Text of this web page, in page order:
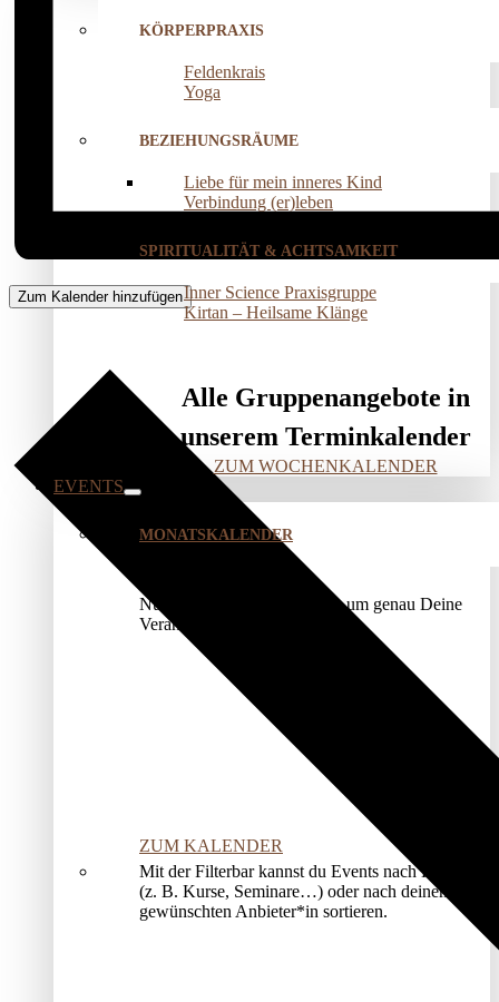
KÖRPERPRAXIS
Feldenkrais
Yoga
BEZIEHUNGSRÄUME
Liebe für mein inneres Kind
Verbindung (er)leben
SPIRITUALITÄT & ACHTSAMKEIT
Inner Science Praxisgruppe
Kirtan – Heilsame Klänge
Alle Gruppenangebote in
unserem Terminkalender
ZUM WOCHENKALENDER
EVENTS
MONATSKALENDER
Nutze unser Kalendermodul, um genau Deine
Veranstaltung zu finden.
ZUM KALENDER
Mit der Filterbar kannst du Events nach Kategorien
(z. B. Kurse, Seminare…) oder nach deinem*r
gewünschten Anbieter*in sortieren.
Zum Kalender hinzufügen